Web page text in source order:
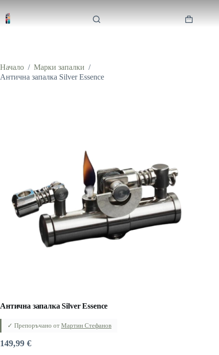
content
Shopping
Начало / Марки запалки /
Антична запалка Silver Essence
Антична запалка Silver Essence
✓ Препоръчано от Мартин Стефанов
149,99 €